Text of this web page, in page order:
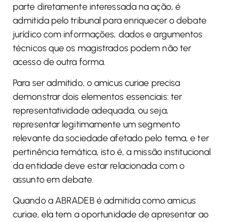
parte diretamente interessada na ação, é
admitida pelo tribunal para enriquecer o debate
jurídico com informações, dados e argumentos
técnicos que os magistrados podem não ter
acesso de outra forma.
Para ser admitido, o amicus curiae precisa
demonstrar dois elementos essenciais: ter
representatividade adequada, ou seja,
representar legitimamente um segmento
relevante da sociedade afetado pelo tema, e ter
pertinência temática, isto é, a missão institucional
da entidade deve estar relacionada com o
assunto em debate.
Quando a ABRADEB é admitida como amicus
curiae, ela tem a oportunidade de apresentar ao